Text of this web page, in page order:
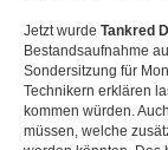
Jetzt wurde Tankred
Bestandsaufnahme
Sondersitzung für
Technikern erklären
kommen würden.
müssen, welche